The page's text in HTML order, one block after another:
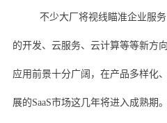
不少大厂将视线瞄准企业服
的开发、云服务、云计算等等新方
应用前景十分广阔，在产品多样化
展的SaaS市场这几年将进入成熟期。